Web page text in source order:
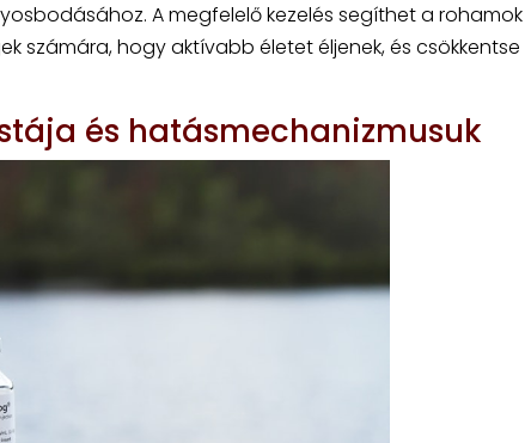
A megfelelő kezelés segíthet a rohamok
számára, hogy aktívabb életet éljenek, és csökkentse
és hatásmechanizmusuk